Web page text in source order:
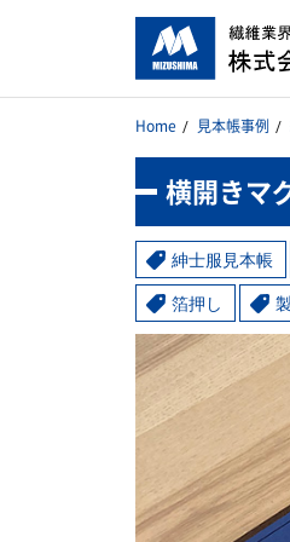
Home 見本帳事例
横開きマ
紳士服見本帳
箔押し